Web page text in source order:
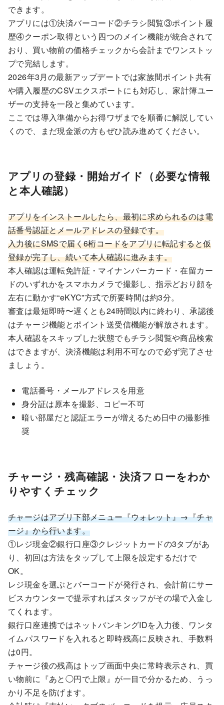
できます。
アプリには①決済バーコード②チラシ閲覧③ポイント履
歴④クーポン取得という四つのメイン機能が統合されて
おり、買い物前の価格チェックから会計までワンストッ
プで完結します。
2026年3月の最新アップデートでは家族間ポイント共有
や購入履歴のCSVエクスポートにも対応し、家計簿ユー
ザーの支持を一段と集めています。
ここでは導入準備からお得ワザまでを順番に解説してい
くので、まだ現金派の方もぜひ読み進めてください。
アプリの登録・開始ガイド（必要な情報
と本人確認）
アプリをインストールしたら、最初に求められるのは電
話番号認証とメールアドレスの登録です。
入力後にSMSで届く6桁コードをアプリに転記すると仮
登録が完了し、続いて本人確認に進みます。
本人確認は運転免許証・マイナンバーカード・在留カー
ドのいずれかをスマホカメラで撮影し、指示どおり顔を
左右に動かす“eKYC”方式で所要時間は約3分。
審査は最短即時〜遅くとも24時間以内に終わり、承認後
はチャージ機能とポイント送受信機能が解放されます。
本人確認をスキップした状態でもチラシ閲覧や商品検索
はできますが、決済機能は利用不可なので必ず完了させ
ましょう。
電話番号・メールアドレスを用意
身分証は原本を撮影、コピー不可
暗い部屋だと認証エラーが増えるため日中の撮影推
奨
チャージ・残高確認・決済フローをわか
りやすくチェック
チャージはアプリ下部メニュー『ウォレット』→『チャ
ージ』から行います。
①レジ現金②銀行口座③クレジットカードの3タブがあ
り、初回は方法をタップして上限を設定するだけで
OK。
レジ現金を選ぶとバーコードが発行され、会計前にサー
ビスカウンターで提示すればスタッフがその場で入金し
てくれます。
銀行口座連携ではネットバンキングIDを入力後、ワンタ
イムパスワードを入れると即時残高に反映され、手数料
は0円。
チャージ後の残高はトップ画面中央に常時表示され、買
い物前に『あと◯円で上限』が一目で分かるため、うっ
かり不足を防げます。